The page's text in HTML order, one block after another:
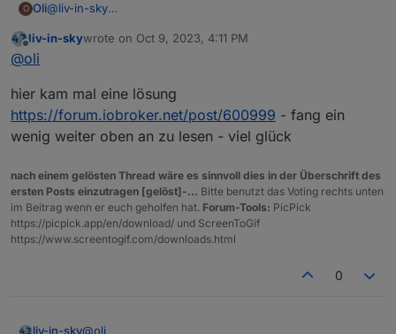
O Oli@liv-in-sky
Geräte ohne MAC
Ich dachte eigentlich, dass man bei Docker immer mit 'root'
Offline
liv-in-skywrote on Oct 9, 2023, 4:11 PM
last edited by
@oli
hier kam mal eine lösung
https://forum.iobroker.net/post/600999 - fang ein
wenig weiter oben an zu lesen - viel glück
nach einem gelösten Thread wäre es sinnvoll dies in der Überschrift des
ersten Posts einzutragen [gelöst]-... Bitte benutzt das Voting rechts unten
im Beitrag wenn er euch geholfen hat. Forum-Tools: PicPick
https://picpick.app/en/download/ und ScreenToGif
https://www.screentogif.com/downloads.html
0
liv-in-sky@oli